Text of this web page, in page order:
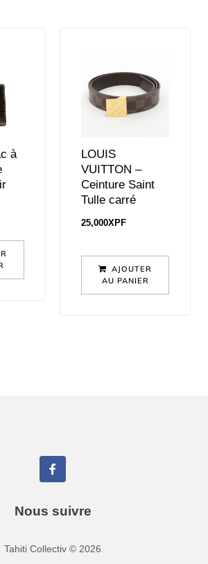
à
LOUIS
VUITTON –
Ceinture Saint
Tulle carré
25,000XPF
AJOUTER
AU PANIER
Nous suivre
Tahiti Collectiv © 2026